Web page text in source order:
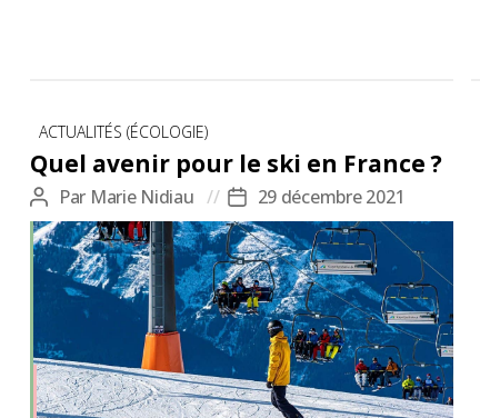
Catégories
ACTUALITÉS (ÉCOLOGIE)
Quel avenir pour le ski en France ?
Auteur
de
l’article
Par Marie Nidiau
Date
de
l’article
29 décembre 2021